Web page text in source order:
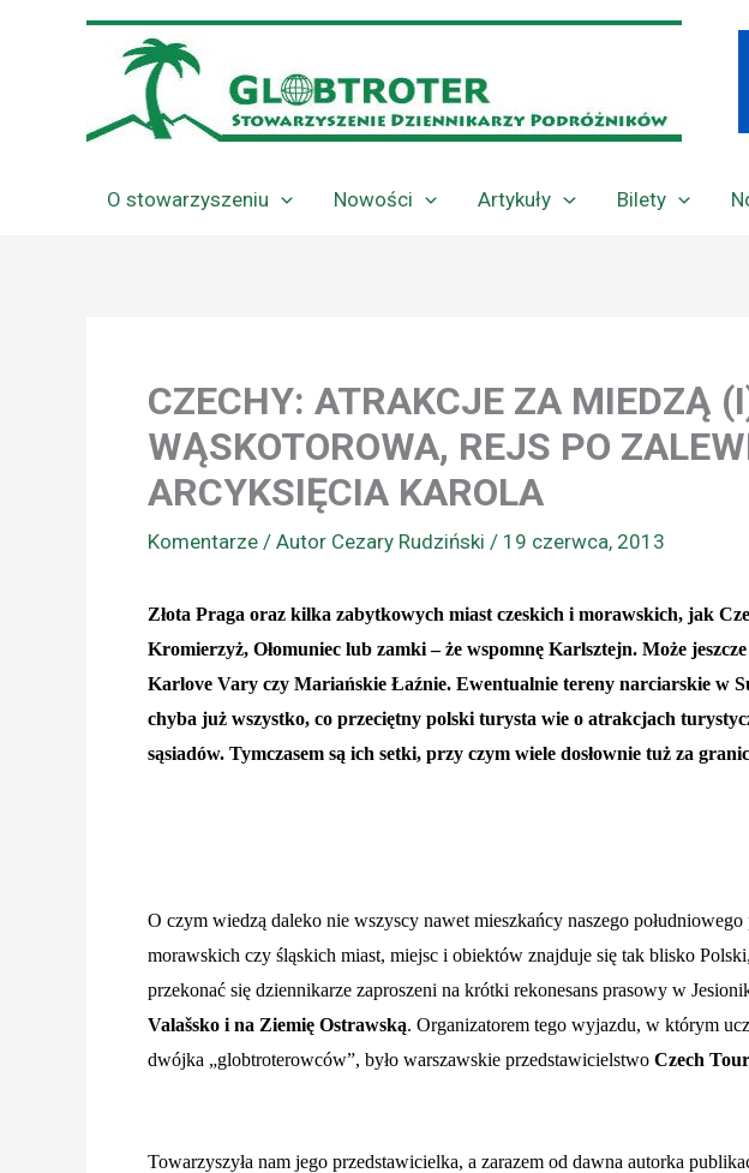
O stowarzyszeniu Nowości Artykuły Bilety
CZECHY: ATRAKCJE ZA MIEDZĄ
WĄSKOTOROWA, REJS PO
ARCYKSIĘCIA KAROLA
Komentarze / Autor Cezary Rudziński / 19 czerwca, 2013
Złota Praga oraz kilka zabytkowych miast czeskich i morawskich, jak
Kromierzyż, Ołomuniec lub zamki – że wspomnę Karlsztejn. Może
Karlove Vary czy Mariańskie Łaźnie. Ewentualnie tereny narciarskie w
chyba już wszystko, co przeciętny polski turysta wie o atrakcjach
sąsiadów. Tymczasem są ich setki, przy czym wiele dosłownie tuż za
O czym wiedzą daleko nie wszyscy nawet mieszkańcy naszego
morawskich czy śląskich miast, miejsc i obiektów znajduje się tak blisko
przekonać się dziennikarze zaproszeni na krótki rekonesans prasowy w
Valašsko i na Ziemię Ostrawską. Organizatorem tego wyjazdu, w którym
dwójka „globtroterowców”, było warszawskie przedstawicielstwo Czech
Towarzyszyła nam jego przedstawicielka, a zarazem od dawna autorka